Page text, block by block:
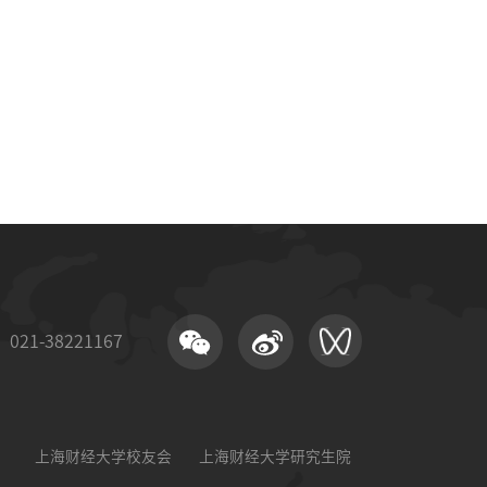
021-38221167
上海财经大学校友会 上海财经大学研究生院